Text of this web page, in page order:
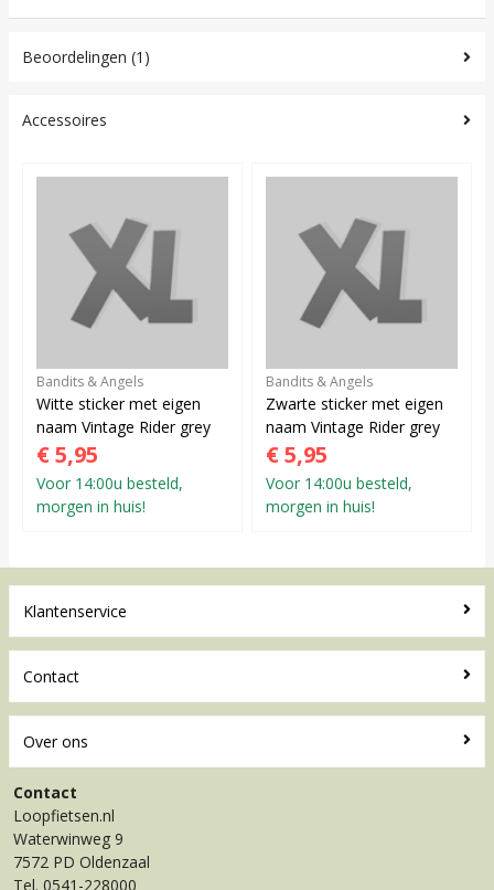
Beoordelingen (1)
Accessoires
Bandits & Angels
Witte sticker met eigen
naam Vintage Rider grey
€ 5,95
Voor 14:00u besteld,
morgen in huis!
Bandits & Angels
Zwarte sticker met eigen
naam Vintage Rider grey
€ 5,95
Voor 14:00u besteld,
morgen in huis!
Klantenservice
Contact
Over ons
Contact
Loopfietsen.nl
Waterwinweg 9
7572 PD Oldenzaal
Tel. 0541-228000